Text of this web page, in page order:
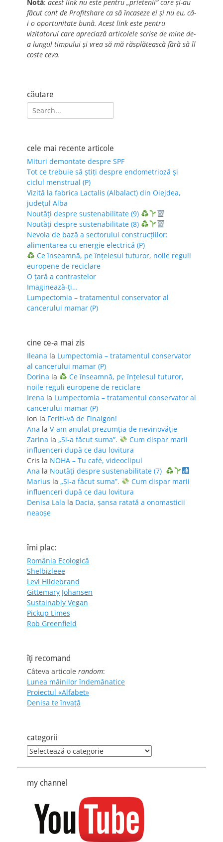
Notă: acest link nu este pentru „prietenii” care și-au
făcut cont de Profitshare ca să încaseze ei și nu eu, că-
i o oportunitate bună. Acest link este pentru
vizitatorul care apreciază articolele scrise de mine de-
a lungul timpului și vrea să mă răsplătească fără să îl
coste ceva.
căutare
Search
for:
cele mai recente articole
Mituri demontate despre SPF
Tot ce trebuie să știți despre endometrioză și
ciclul menstrual (P)
Vizită la fabrica Lactalis (Albalact) din Oiejdea,
județul Alba
Noutăți despre sustenabilitate (9)
Noutăți despre sustenabilitate (8)
Nevoia de bază a sectorului construcțiilor:
alimentarea cu energie electrică (P)
Ce înseamnă, pe înțelesul tuturor, noile reguli
europene de reciclare
O țară a contrastelor
Imaginează-ți…
Lumpectomia – tratamentul conservator al
cancerului mamar (P)
cine ce-a mai zis
Ileana la Lumpectomia – tratamentul conservator
al cancerului mamar (P)
Dorina la
Ce înseamnă, pe înțelesul tuturor,
noile reguli europene de reciclare
Irena la Lumpectomia – tratamentul conservator al
cancerului mamar (P)
Ion la Feriţi-vă de Finalgon!
Ana la V-am anulat prezumția de nevinovăție
Zarina la „Și-a făcut suma”.
Cum dispar marii
influenceri după ce dau lovitura
Cris la NOHA – Tu café, videoclipul
Ana la Noutăți despre sustenabilitate (7)
Marius la „Și-a făcut suma”.
Cum dispar marii
influenceri după ce dau lovitura
Denisa Lala la Dacia, șansa ratată a onomasticii
neaoșe
îmi plac:
România Ecologică
Shelbizleee
Levi Hildebrand
Gittemary Johansen
Sustainably Vegan
Pickup Limes
Rob Greenfield
îţi recomand
Câteva articole random:
Lunea mâinilor îndemânatice
Proiectul «Alfabet»
Denisa te învaţă
categorii
categorii
my channel